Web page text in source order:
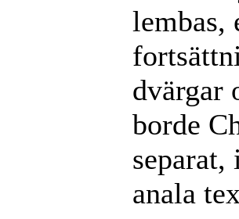
lembas,
dvärgar
borde
anala